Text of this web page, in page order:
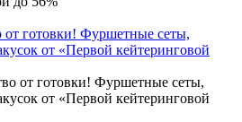
от готовки! Фуршетные сеты,
от «Первой кейтеринговой